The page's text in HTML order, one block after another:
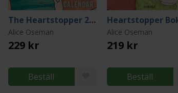
The Heartstopper 2027 Wall Calendar
Alice Oseman
229 kr
Beställ
Heartstopper
Alice Oseman
219 kr
Beställ